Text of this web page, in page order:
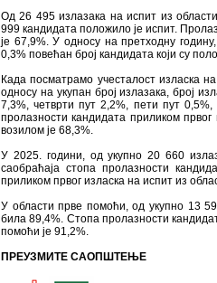
Од 26 495 излазака на испит из
999 кандидата положило је испит.
је 67,9%. У односу на претходну
0,3% повећан број кандидата који су
Када посматрамо учесталост изласка
односу на укупан број излазака, број
7,3%, четврти пут 2,2%, пети пут
пролазности кандидата приликом
возилом је 68,3%.
У 2025. години, од укупно 20 660
саобраћаја стопа пролазности
приликом првог изласка на испит из
У области прве помоћи, од укупно 13
била 89,4%. Стопа пролазности
помоћи је 91,2%.
ПРЕУЗМИТЕ САОПШТЕЊЕ